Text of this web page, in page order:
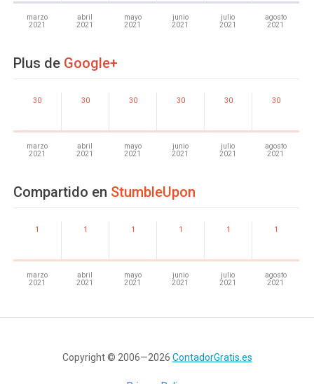
marzo
2021
abril
2021
mayo
2021
junio
2021
julio
2021
agosto
2021
Plus de Google+
30
marzo
2021
30
abril
2021
30
mayo
2021
30
junio
2021
30
julio
2021
30
agosto
2021
Compartido en StumbleUpon
1
marzo
2021
1
abril
2021
1
mayo
2021
1
junio
2021
1
julio
2021
1
agosto
2021
Copyright © 2006—2026 ContadorGratis.es